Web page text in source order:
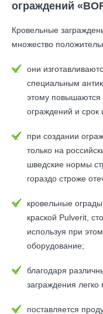
ограждений
Кровельные
множество
они
специальным
этому повышаются
ограждений и срок
при создании
только на
шведские нормы
гораздо строже
кровельные
краской Pulverit,
используя при
оборудование;
благодаря
заграждения
поставляется